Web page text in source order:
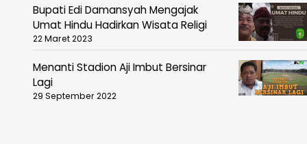
Bupati Edi Damansyah Mengajak
Umat Hindu Hadirkan Wisata Religi
22 Maret 2023
Menanti Stadion Aji Imbut Bersinar
Lagi
29 September 2022